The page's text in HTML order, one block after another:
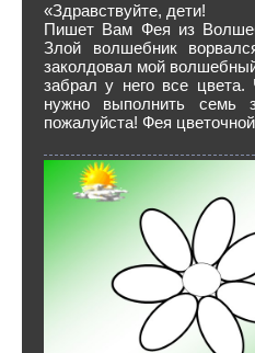
«Здравствуйте, дети!
Пишет Вам Фея из
Злой волшебник
заколдовал мой
забрал у него все цвета.
нужно выполнить семь
пожалуйста! Фея